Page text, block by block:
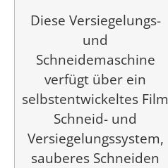
Diese Versiegelungs-
und
Schneidemaschine
verfügt über ein
selbstentwickeltes Film
Schneid- und
Versiegelungssystem,
sauberes Schneiden